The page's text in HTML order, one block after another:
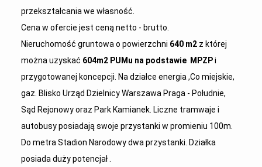
przekształcania we własność.
Cena w ofercie jest ceną netto - brutto.
Nieruchomość gruntowa o powierzchni 640 m2z której
można uzyskać 604m2 PUMu na podstawie MPZPi
przygotowanej koncepcji. Na działce energia ,Co miejskie,
gaz. Blisko Urząd Dzielnicy Warszawa Praga - Południe,
Sąd Rejonowy oraz Park Kamianek. Liczne tramwaje i
autobusy posiadają swoje przystanki w promieniu 100m.
Do metra Stadion Narodowy dwa przystanki. Działka
posiada duży potencjał .